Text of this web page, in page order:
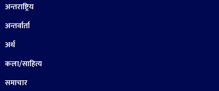
अन्तराष्ट्रिय
अन्तर्वार्ता
अर्थ
कला/साहित्य
समाचार